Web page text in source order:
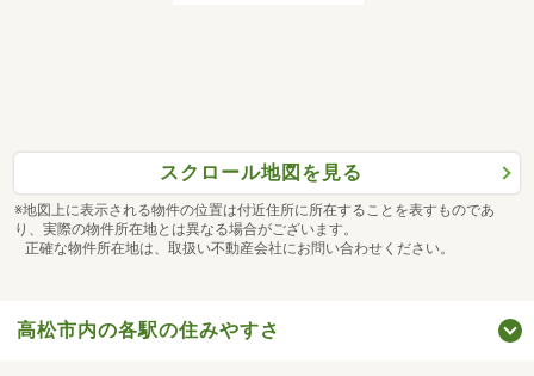
スクロール地図を見る
※地図上に表示される物件の位置は付近住所に所在することを表すものであ
り、実際の物件所在地とは異なる場合がございます。
正確な物件所在地は、取扱い不動産会社にお問い合わせください。
高松市内の各駅の住みやすさ